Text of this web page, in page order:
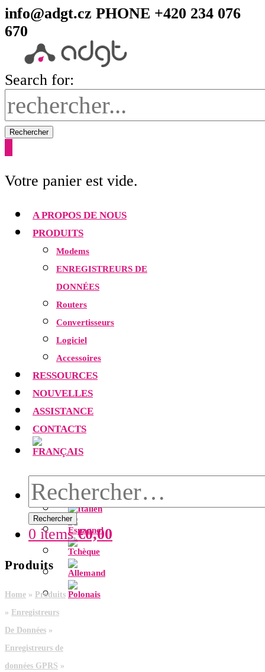
info@adgt.cz PHONE +420 234 076
670
Search for:
Rechercher
Votre panier est vide.
A PROPOS DE NOUS
PRODUITS
Modems
ENREGISTREURS DE
DONNÉES
Routers
Convertisseurs
Logiciel
Accessoires
RESSOURCES
NOUVELLES
ASSISTANCE
CONTACTS
Rechercher
0 items€0,00
Produits
Home » Produits
» Enregistreurs
De Données »
Enregistreurs de
données GPRS »